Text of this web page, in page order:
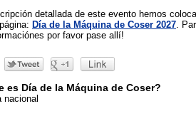
detallada de este evento hemos
Día de la Máquina de Coser 2027 .
por favor pase allí!
es Día de la Máquina de Coser?
nacional